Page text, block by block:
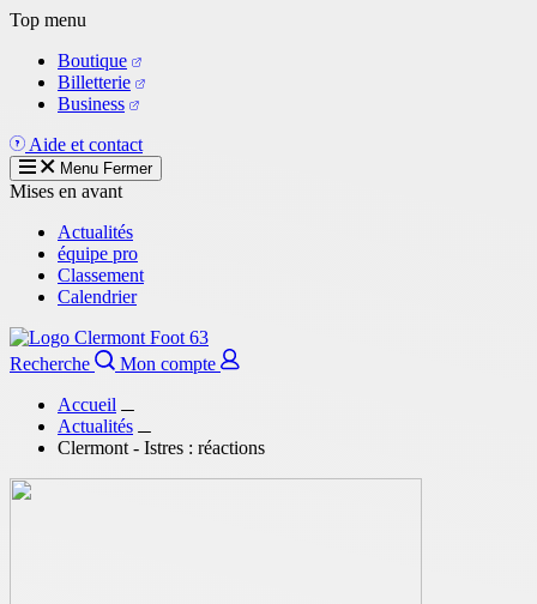
Aller
contenu
principal
Top menu
Boutique
Billetterie
Business
Aide et contact
Menu Fermer
Mises en avant
Actualités
équipe pro
Classement
Calendrier
Recherche
Mon compte
Accueil
Actualités
Clermont - Istres : réactions